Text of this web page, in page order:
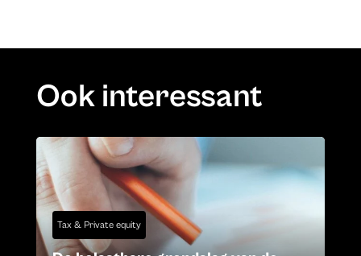
Ook interessant
Tax & Private equity